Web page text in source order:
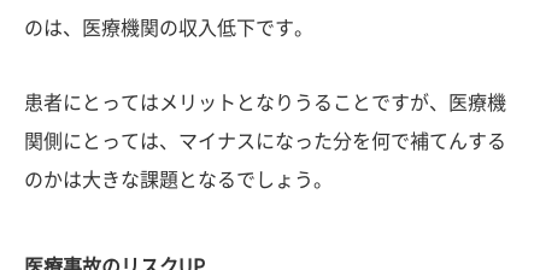
のは、医療機関の収入低下です。
患者にとってはメリットとなりうることですが、医療機
関側にとっては、マイナスになった分を何で補てんする
のかは大きな課題となるでしょう。